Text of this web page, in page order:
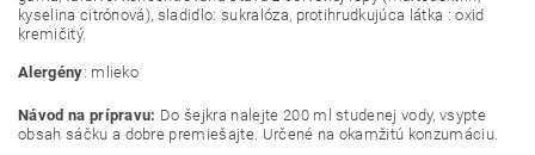
kyselina citrónová), sladidlo: sukralóza, protihrudkujúca látka : oxid
kremičitý.
Alergény: mlieko
Návod na prípravu: Do šejkra nalejte 200 ml studenej vody, vsypte
obsah sáčku a dobre premiešajte. Určené na okamžitú konzumáciu.